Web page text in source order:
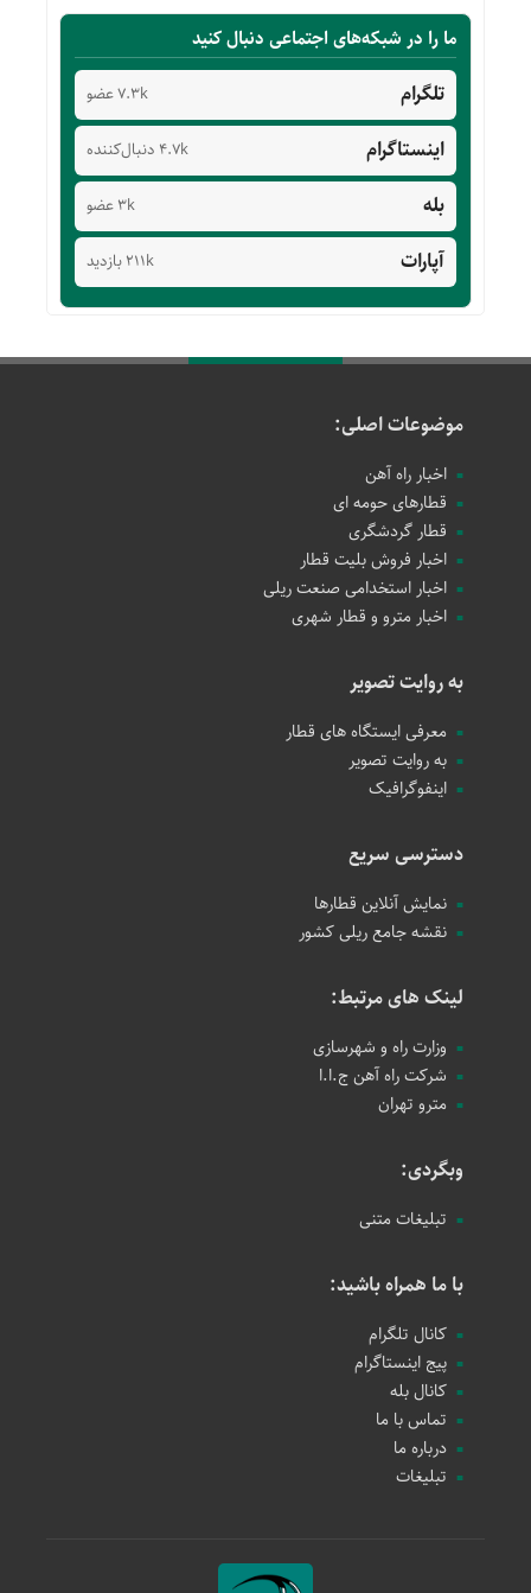
ما را در شبکه‌های اجتماعی دنبال کنید
تلگرام 7.3k عضو
اینستاگرام 4.7k دنبال‌کننده
بله 3k عضو
آپارات 211k بازدید
موضوعات اصلی:
اخبار راه آهن
قطارهای حومه ای
قطار گردشگری
اخبار فروش بلیت قطار
اخبار استخدامی صنعت ریلی
اخبار مترو و قطار شهری
به روایت تصویر
معرفی ایستگاه های قطار
به روایت تصویر
اینفوگرافیک
دسترسی سریع
نمایش آنلاین قطارها
نقشه جامع ریلی کشور
لینک های مرتبط:
وزارت راه و شهرسازی
شرکت راه آهن ج.ا.ا
مترو تهران
وبگردی:
تبلیغات متنی
با ما همراه باشید:
کانال تلگرام
پیج اینستاگرام
کانال بله
تماس با ما
درباره ما
تبلیغات